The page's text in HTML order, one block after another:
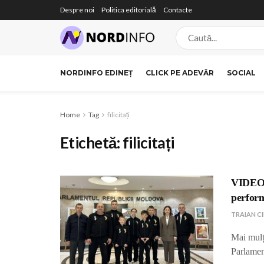
Despre noi Politica editorială Contacte
NORDINFO EDINEȚ CLICK PE ADEVĂR SOCIAL
Home Tag filicitați
Etichetă:filicitați
TRAIAN
Mai